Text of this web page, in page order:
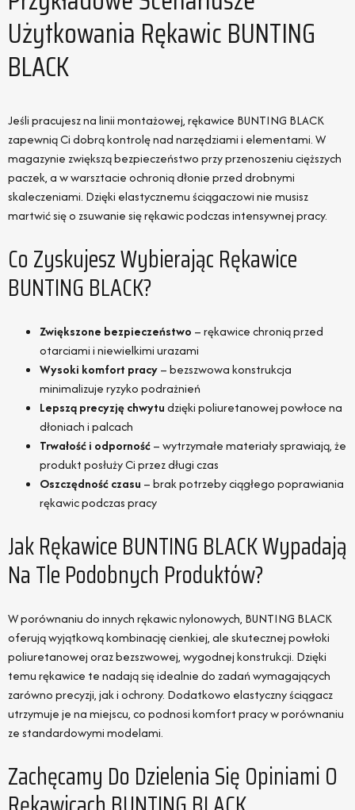
Użytkowania Rękawic BUNTING
BLACK
Jeśli pracujesz na linii montażowej, rękawice BUNTING BLACK
zapewnią Ci dobrą kontrolę nad narzędziami i elementami. W
magazynie zwiększą bezpieczeństwo przy przenoszeniu cięższych
paczek, a w warsztacie ochronią dłonie przed drobnymi
skaleczeniami. Dzięki elastycznemu ściągaczowi nie musisz
martwić się o zsuwanie się rękawic podczas intensywnej pracy.
Co Zyskujesz Wybierając Rękawice
BUNTING BLACK?
Zwiększone bezpieczeństwo – rękawice chronią przed
otarciami i niewielkimi urazami
Wysoki komfort pracy– bezszwowa konstrukcja
minimalizuje ryzyko podrażnień
Lepszą precyzję chwytudzięki poliuretanowej powłoce na
dłoniach i palcach
Trwałość i odporność– wytrzymałe materiały sprawiają, że
produkt posłuży Ci przez długi czas
Oszczędność czasu – brak potrzeby ciągłego poprawiania
rękawic podczas pracy
Jak Rękawice BUNTING BLACK Wypadają
Na Tle Podobnych Produktów?
W porównaniu do innych rękawic nylonowych, BUNTING BLACK
oferują wyjątkową kombinację cienkiej, ale skutecznej powłoki
poliuretanowej oraz bezszwowej, wygodnej konstrukcji. Dzięki
temu rękawice te nadają się idealnie do zadań wymagających
zarówno precyzji, jak i ochrony. Dodatkowo elastyczny ściągacz
utrzymuje je na miejscu, co podnosi komfort pracy w porównaniu
ze standardowymi modelami.
Zachęcamy Do Dzielenia Się Opiniami O